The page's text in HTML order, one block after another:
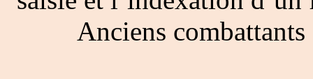
Anciens